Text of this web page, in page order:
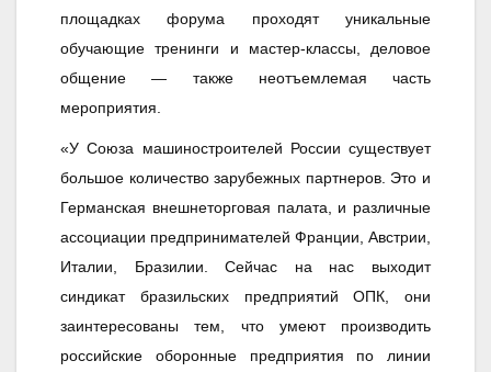
площадках форума проходят уникальные
обучающие тренинги и мастер-классы, деловое
общение — также неотъемлемая часть
мероприятия.
«У Союза машиностроителей России существует
большое количество зарубежных партнеров. Это и
Германская внешнеторговая палата, и различные
ассоциации предпринимателей Франции, Австрии,
Италии, Бразилии. Сейчас на нас выходит
синдикат бразильских предприятий ОПК, они
заинтересованы тем, что умеют производить
российские оборонные предприятия по линии